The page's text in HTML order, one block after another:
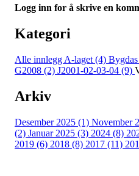
Logg inn for å skrive en
Kategori
Alle innlegg A-laget (4)
G2008 (2) J2001-02-03-04 (9)
Arkiv
Desember 2025 (1) November
(2) Januar 2025 (3) 2024 (8)
2019 (6) 2018 (8) 2017 (11)